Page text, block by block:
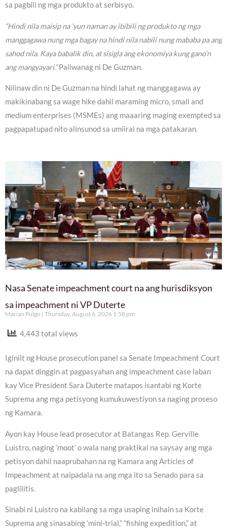
sa pagbili ng mga produkto at serbisyo.
“Hindi nila maisip na ‘yun naman ay ibibili ng produkto ng mga
manggagawa nung mga bagay na hindi nila nabili nung mababa pa ang
sahod nila. Kaya babalik din, at sisigla ang ekonomiya kung gano’n
ang mangyayari.”Paliwanag ni De Guzman.
Nilinaw din ni De Guzman na hindi lahat ng manggagawa ay
makikinabang sa wage hike dahil maraming micro, small and
medium enterprises (MSMEs) ang maaaring maging exempted sa
pagpapatupad nito alinsunod sa umiiral na mga patakaran.
Nasa Senate impeachment court na ang hurisdiksyon
sa impeachment ni VP Duterte
Marian Pulgo Thursday, August 6, 2026 1:58 pm
4,443 total views
Iginiit ng House prosecution panel sa Senate Impeachment Court
na dapat dinggin at pagpasyahan ang impeachment case laban
kay Vice President Sara Duterte matapos isantabi ng Korte
Suprema ang mga petisyong kumukuwestiyon sa naging proseso
ng Kamara.
Ayon kay House lead prosecutor at Batangas Rep. Gerville
Luistro, naging ‘moot’ o wala nang praktikal na saysay ang mga
petisyon dahil naaprubahan na ng Kamara ang Articles of
Impeachment at naipadala na ang mga ito sa Senado para sa
paglilitis.
Sinabi ni Luistro na kabilang sa mga usaping inihain sa Korte
Suprema ang sinasabing ‘mini-trial,” “fishing expedition,” at